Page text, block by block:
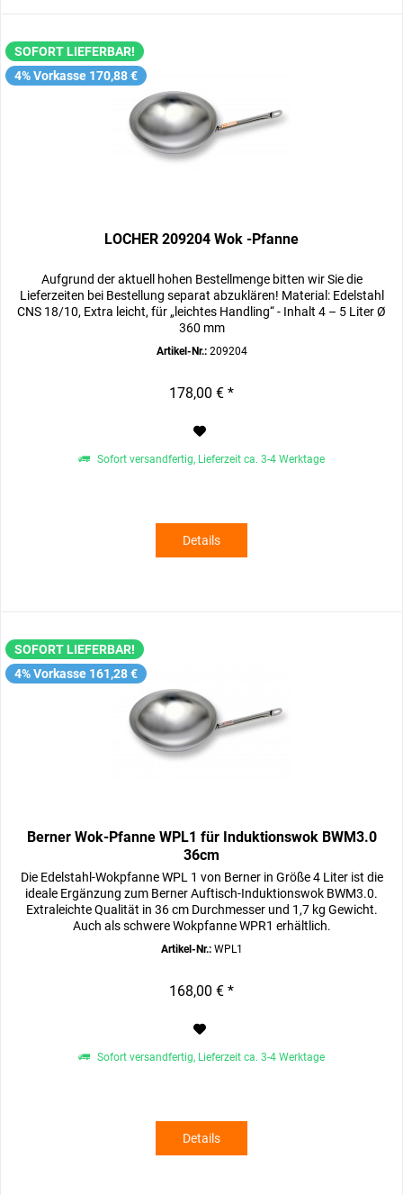
SOFORT LIEFERBAR!
4% Vorkasse 170,88 €
LOCHER 209204 Wok -Pfanne
Aufgrund der aktuell hohen Bestellmenge bitten wir Sie die
Lieferzeiten bei Bestellung separat abzuklären! Material: Edelstahl
CNS 18/10, Extra leicht, für „leichtes Handling“ - Inhalt 4 – 5 Liter Ø
360 mm
Artikel-Nr.:209204
178,00 € *
Sofort versandfertig, Lieferzeit ca. 3-4 Werktage
Details
SOFORT LIEFERBAR!
4% Vorkasse 161,28 €
Berner Wok-Pfanne WPL1 für Induktionswok BWM3.0
36cm
Die Edelstahl-Wokpfanne WPL 1 von Berner in Größe 4 Liter ist die
ideale Ergänzung zum Berner Auftisch-Induktionswok BWM3.0.
Extraleichte Qualität in 36 cm Durchmesser und 1,7 kg Gewicht.
Auch als schwere Wokpfanne WPR1 erhältlich.
Artikel-Nr.:WPL1
168,00 € *
Sofort versandfertig, Lieferzeit ca. 3-4 Werktage
Details